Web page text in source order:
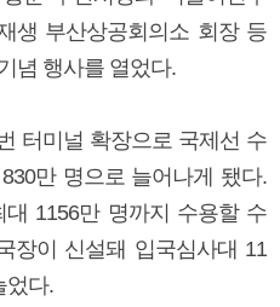
생 부산상공회의소 회장 등
념 행사를 열었다.
터미널 확장으로 국제선 수
만 명으로 늘어나게 됐다.
1156만 명까지 수용할 수
장이 신설돼 입국심사대 11
었다.